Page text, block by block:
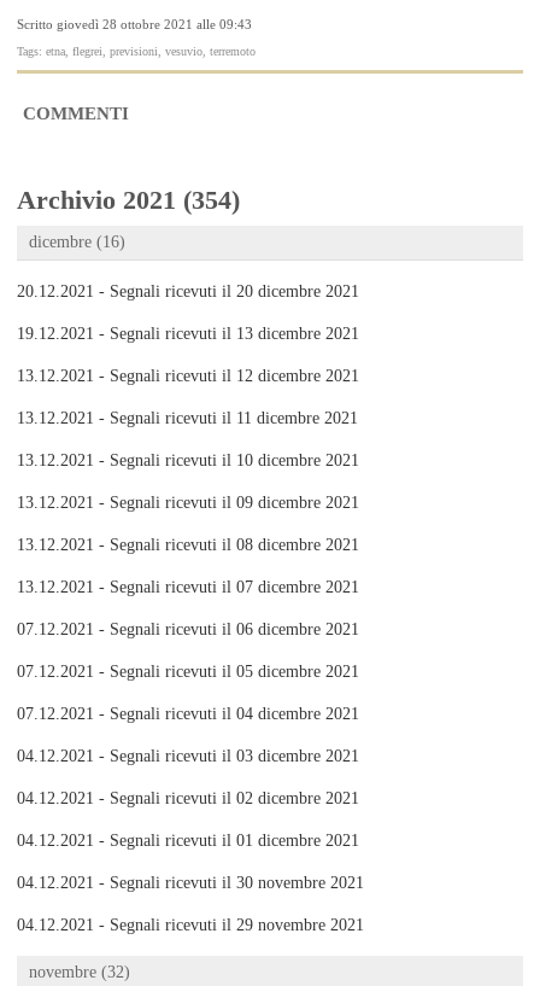
Scritto giovedì 28 ottobre 2021 alle 09:43
Tags: etna, flegrei, previsioni, vesuvio, terremoto
COMMENTI
Archivio 2021 (354)
dicembre (16)
20.12.2021 - Segnali ricevuti il 20 dicembre 2021
19.12.2021 - Segnali ricevuti il 13 dicembre 2021
13.12.2021 - Segnali ricevuti il 12 dicembre 2021
13.12.2021 - Segnali ricevuti il 11 dicembre 2021
13.12.2021 - Segnali ricevuti il 10 dicembre 2021
13.12.2021 - Segnali ricevuti il 09 dicembre 2021
13.12.2021 - Segnali ricevuti il 08 dicembre 2021
13.12.2021 - Segnali ricevuti il 07 dicembre 2021
07.12.2021 - Segnali ricevuti il 06 dicembre 2021
07.12.2021 - Segnali ricevuti il 05 dicembre 2021
07.12.2021 - Segnali ricevuti il 04 dicembre 2021
04.12.2021 - Segnali ricevuti il 03 dicembre 2021
04.12.2021 - Segnali ricevuti il 02 dicembre 2021
04.12.2021 - Segnali ricevuti il 01 dicembre 2021
04.12.2021 - Segnali ricevuti il 30 novembre 2021
04.12.2021 - Segnali ricevuti il 29 novembre 2021
novembre (32)